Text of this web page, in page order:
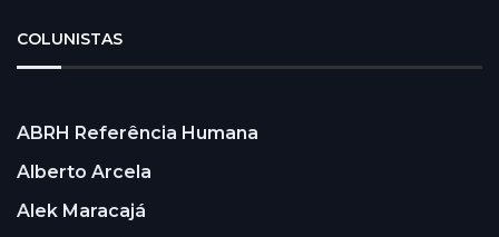
COLUNISTAS
ABRH Referência Humana
Alberto Arcela
Alek Maracajá